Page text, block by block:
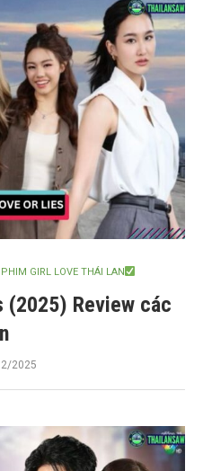
PHIM GIRL LOVE THÁI LAN
(2025) Review các
2025